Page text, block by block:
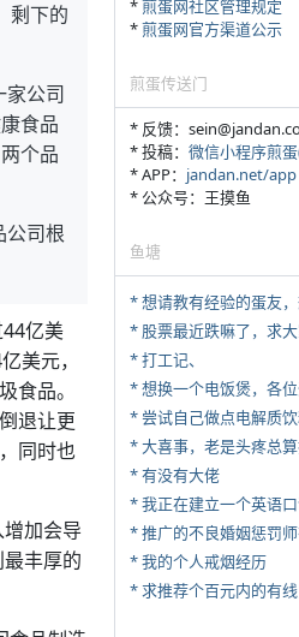
剩下的
家公司
食品
个品
公司根
亿美
美元，
食品。
退让更
同时也
加会导
丰厚的
*煎蛋网社区管理规定
*煎蛋网官方渠道公示
煎蛋传送门
* 反馈：
* 投稿： 微信小程序煎
* APP： jandan.net/app
* 公众号：王摸鱼
鱼塘
* 股票最近跌嘛了，求
* 打工记、
* 想换一个电饭煲，各
* 尝试自己做点电解质
* 大喜事，老是头疼总
* 有没有大佬
* 推广的不良婚姻惩罚
* 我的个人戒烟经历
* 求推荐个百元内的有